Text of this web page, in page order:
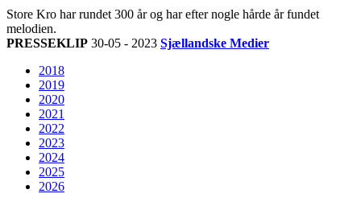
Store Kro har rundet 300 år og har efter nogle hårde år fundet
melodien.
PRESSEKLIP 30-05 - 2023 Sjællandske Medier
2018
2019
2020
2021
2022
2023
2024
2025
2026